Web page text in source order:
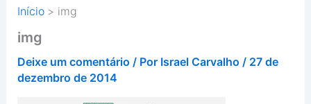
Início img
img
Deixe um comentário / Por Israel Carvalho / 27 de
dezembro de 2014